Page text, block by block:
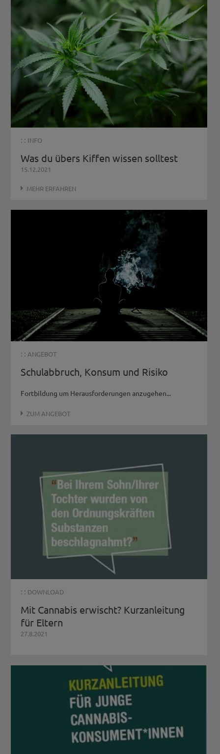
: : INFO
Was du übers Kiffen wissen solltest
15.12.2021
MEHR ERFAHREN
: : ANGEBOT
Schulabbruch, Konsum und Risiko
Fortbildung um Herausforderungen anzugehen...
ZUM ANGEBOT
: : DOWNLOAD
Mit Cannabis erwischt? Kurzanleitung
für Eltern
27.8.2021